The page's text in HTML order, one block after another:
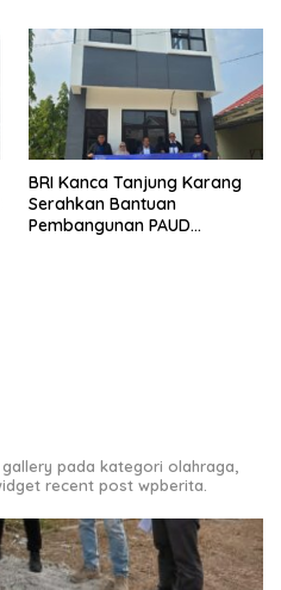
Mesuji
BRI Kanca Tanjung Karang
Serahkan Bantuan
Pembangunan PAUD
pada kategori olahraga,
recent post wpberita.